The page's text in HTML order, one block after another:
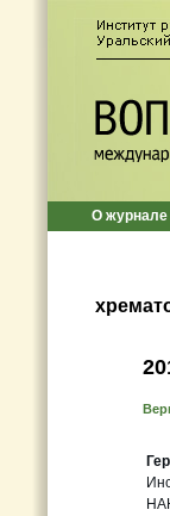
О журнале